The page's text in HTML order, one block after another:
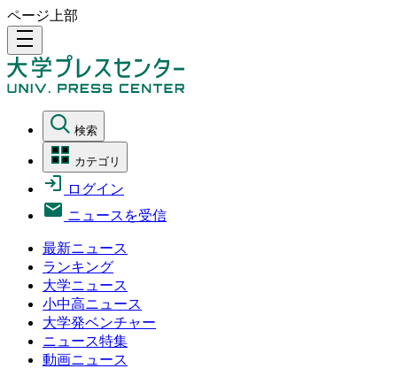
ページ上部
density_medium
検索
カテゴリ
ログイン
ニュースを受信
最新ニュース
ランキング
大学ニュース
小中高ニュース
大学発ベンチャー
ニュース特集
動画ニュース